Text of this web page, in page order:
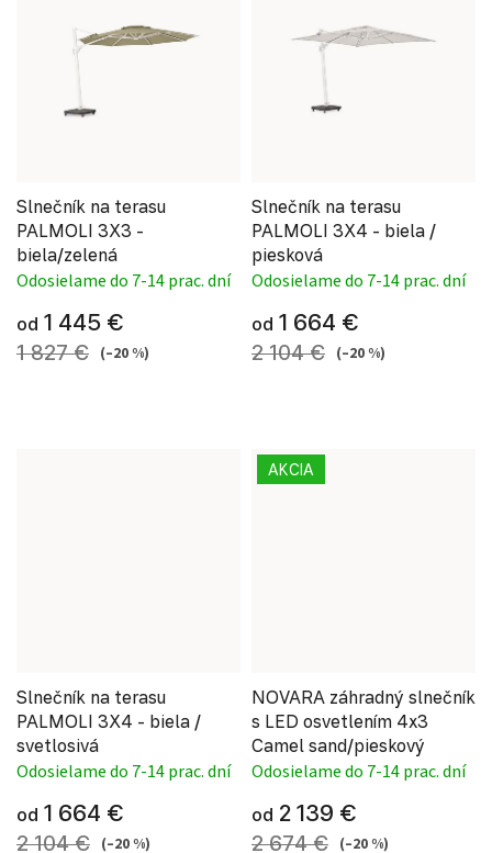
Slnečník na terasu
PALMOLI 3X3 -
biela/zelená
Odosielame do 7-14 prac. dní
od 1 445 €
1 827 € (–20 %)
Slnečník na terasu
PALMOLI 3X4 - biela /
piesková
Odosielame do 7-14 prac. dní
od 1 664 €
2 104 € (–20 %)
Slnečník na terasu
PALMOLI 3X4 - biela /
svetlosivá
Odosielame do 7-14 prac. dní
od 1 664 €
2 104 € (–20 %)
AKCIA
NOVARA záhradný slnečník
s LED osvetlením 4x3
Camel sand/pieskový
Odosielame do 7-14 prac. dní
od 2 139 €
2 674 € (–20 %)